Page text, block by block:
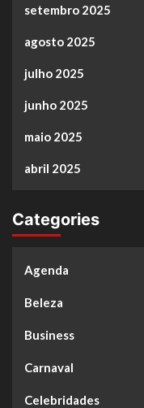
setembro 2025
agosto 2025
julho 2025
junho 2025
maio 2025
abril 2025
Categories
Agenda
Beleza
Business
Carnaval
Celebridades